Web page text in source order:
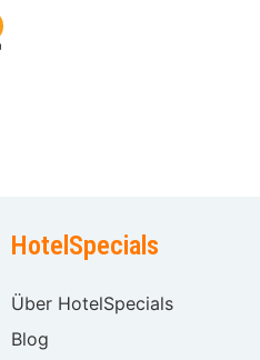
HotelSpecials
Über HotelSpecials
Blog